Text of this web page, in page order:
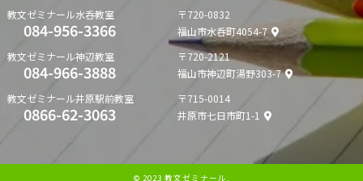
教文ゼミナール水呑教室
084-956-3366
〒720-0832
福山市水呑町4054-7
教文ゼミナール神辺教室
084-966-3888
〒720-2121
福山市神辺町湯野303-7
教文ゼミナール井原駅前教室
0866-62-3063
〒715-0014
井原市七日市町1-1
© 2023 教文ゼミナール.